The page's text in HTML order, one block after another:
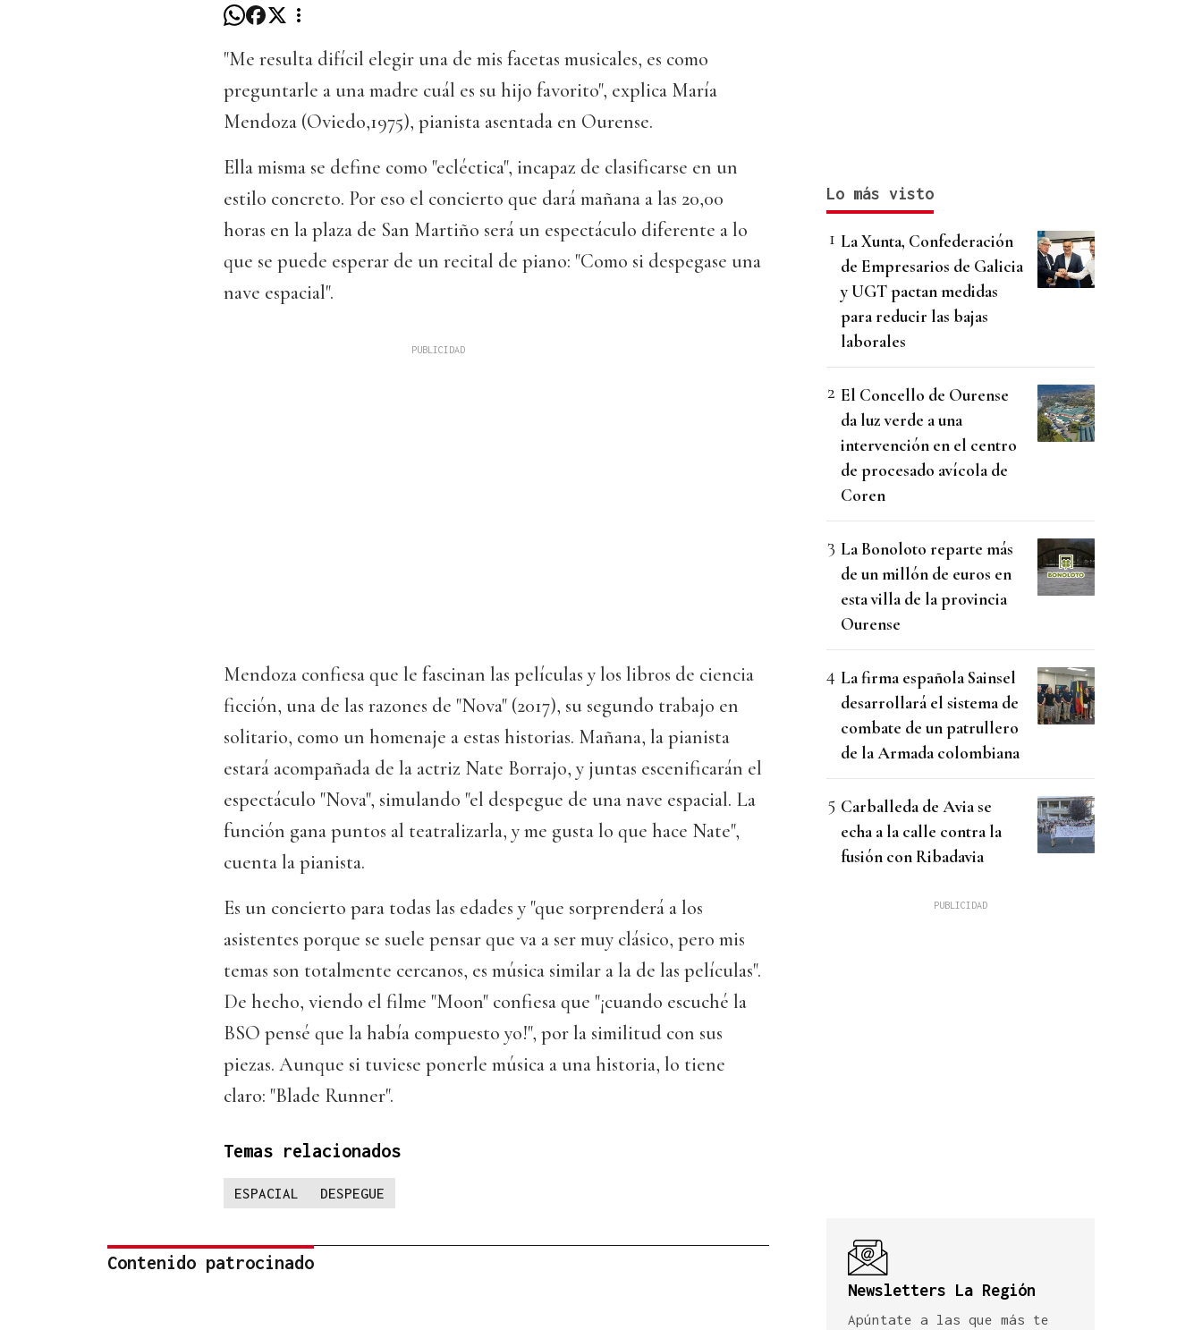
"Me resulta difícil elegir una de mis facetas musicales, es como
preguntarle a una madre cuál es su hijo favorito", explica María
Mendoza (Oviedo,1975), pianista asentada en Ourense.
Ella misma se define como "ecléctica", incapaz de clasificarse en un
estilo concreto. Por eso el concierto que dará mañana a las 20,00
horas en la plaza de San Martiño será un espectáculo diferente a lo
que se puede esperar de un recital de piano: "Como si despegase una
nave espacial".
Mendoza confiesa que le fascinan las películas y los libros de ciencia
ficción, una de las razones de "Nova" (2017), su segundo trabajo en
solitario, como un homenaje a estas historias. Mañana, la pianista
estará acompañada de la actriz Nate Borrajo, y juntas escenificarán el
espectáculo "Nova", simulando "el despegue de una nave espacial. La
función gana puntos al teatralizarla, y me gusta lo que hace Nate",
cuenta la pianista.
Es un concierto para todas las edades y "que sorprenderá a los
asistentes porque se suele pensar que va a ser muy clásico, pero mis
temas son totalmente cercanos, es música similar a la de las películas".
De hecho, viendo el filme "Moon" confiesa que "¡cuando escuché la
BSO pensé que la había compuesto yo!", por la similitud con sus
piezas. Aunque si tuviese ponerle música a una historia, lo tiene
claro: "Blade Runner".
Temas relacionados
ESPACIAL DESPEGUE
Contenido patrocinado
Lo más visto
La Xunta, Confederación
de Empresarios de Galicia
y UGT pactan medidas
para reducir las bajas
laborales
El Concello de Ourense
da luz verde a una
intervención en el centro
de procesado avícola de
Coren
La Bonoloto reparte más
de un millón de euros en
esta villa de la provincia
Ourense
La firma española Sainsel
desarrollará el sistema de
combate de un patrullero
de la Armada colombiana
Carballeda de Avia se
echa a la calle contra la
fusión con Ribadavia
Newsletters La Región
Apúntate a las que más te